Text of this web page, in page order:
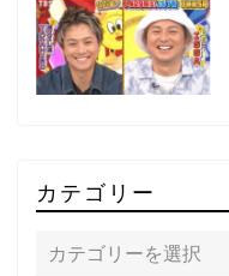
カテゴリー